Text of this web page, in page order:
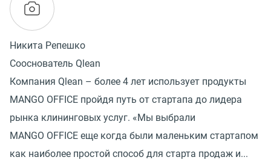
Никита Репешко
Сооснователь Qlean
Компания Qlean – более 4 лет использует продукты
MANGO OFFICE пройдя путь от стартапа до лидера
рынка клининговых услуг. «Мы выбрали
MANGO OFFICE еще когда были маленьким стартапом
как наиболее простой способ для старта продаж и...